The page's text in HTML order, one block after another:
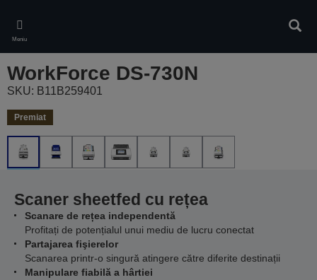
main
content
Meniu
WorkForce DS-730N
SKU: B11B259401
Premiat
Scaner sheetfed cu rețea
Scanare de rețea independentă
Profitați de potențialul unui mediu de lucru conectat
Partajarea fişierelor
Scanarea printr-o singură atingere către diferite destinații
Manipulare fiabilă a hârtiei